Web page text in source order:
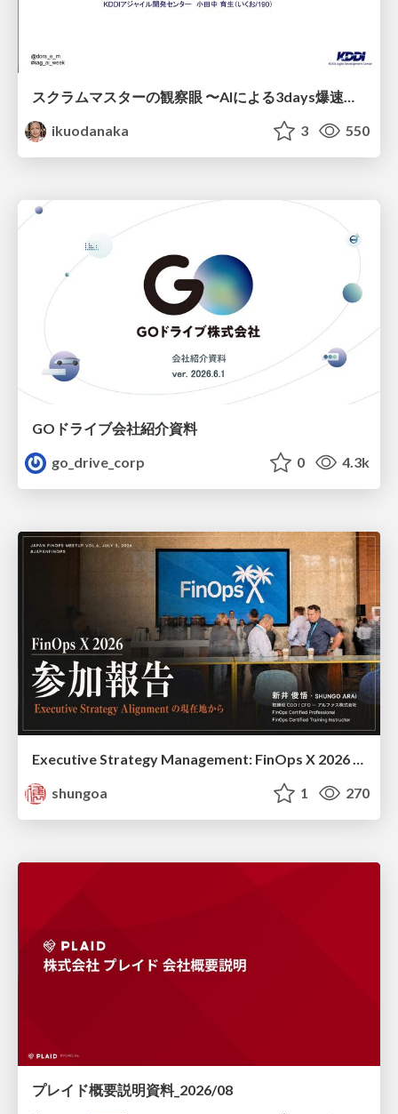
スクラムマスターの観察眼 〜AIによる3days爆速キャッチアップと次の一手〜/The Scrum Master's Insight: Lightning-Fast 3-Day Catch-Up with AI and the Next Move
ikuodanaka
3 550
GOドライブ会社紹介資料
go_drive_corp
0 4.3k
Executive Strategy Management: FinOps X 2026 recap at Japan FinOps Meetup #6
shungoa
1 270
プレイド概要説明資料_2026/08